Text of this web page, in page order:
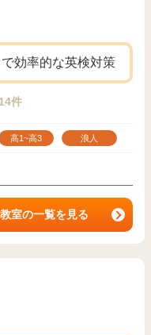
効率的な英検対策
14件
高1~高3 浪人
教室の一覧を見る